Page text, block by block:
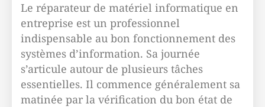
Le réparateur de matériel informatique en
entreprise est un professionnel
indispensable au bon fonctionnement des
systèmes d’information. Sa journée
s’articule autour de plusieurs tâches
essentielles. Il commence généralement sa
matinée par la vérification du bon état de